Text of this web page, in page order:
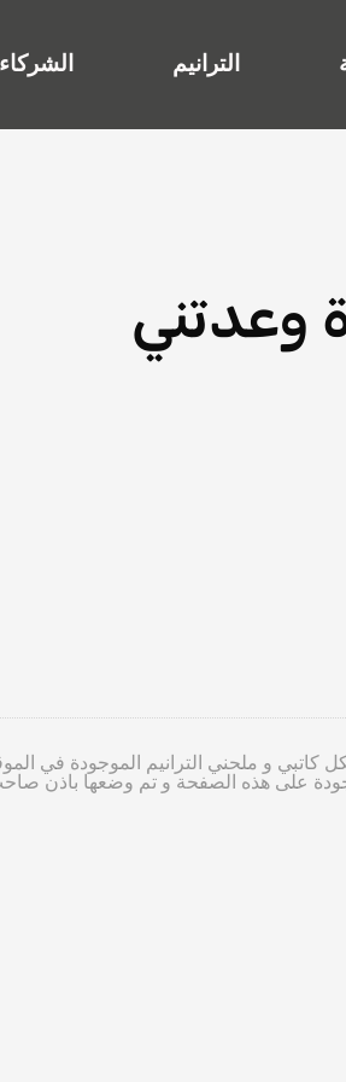
الترانيم الشركاء
وعدتني
و ملحني الترانيم الموجودة في
على هذه الصفحة و تم وضعها باذن